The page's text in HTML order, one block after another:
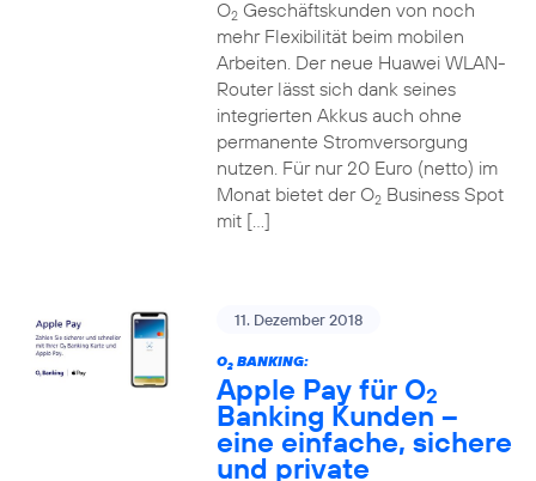
O2Geschäftskunden von noch
mehr Flexibilität beim mobilen
Arbeiten. Der neue Huawei WLAN-
Router lässt sich dank seines
integrierten Akkus auch ohne
permanente Stromversorgung
nutzen. Für nur 20 Euro (netto) im
Monat bietet der O2Business Spot
mit […]
11. Dezember 2018
O2BANKING:
Apple Pay für O2
Banking Kunden –
eine einfache, sichere
und private